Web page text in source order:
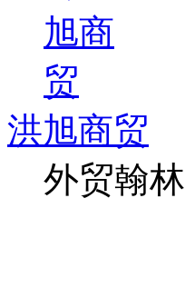
洪旭商贸
外贸翰林